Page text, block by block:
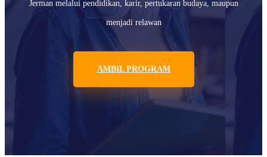
Jerman melalui pendidikan, karir, pertukaran budaya, maupun
menjadi relawan
AMBIL PROGRAM